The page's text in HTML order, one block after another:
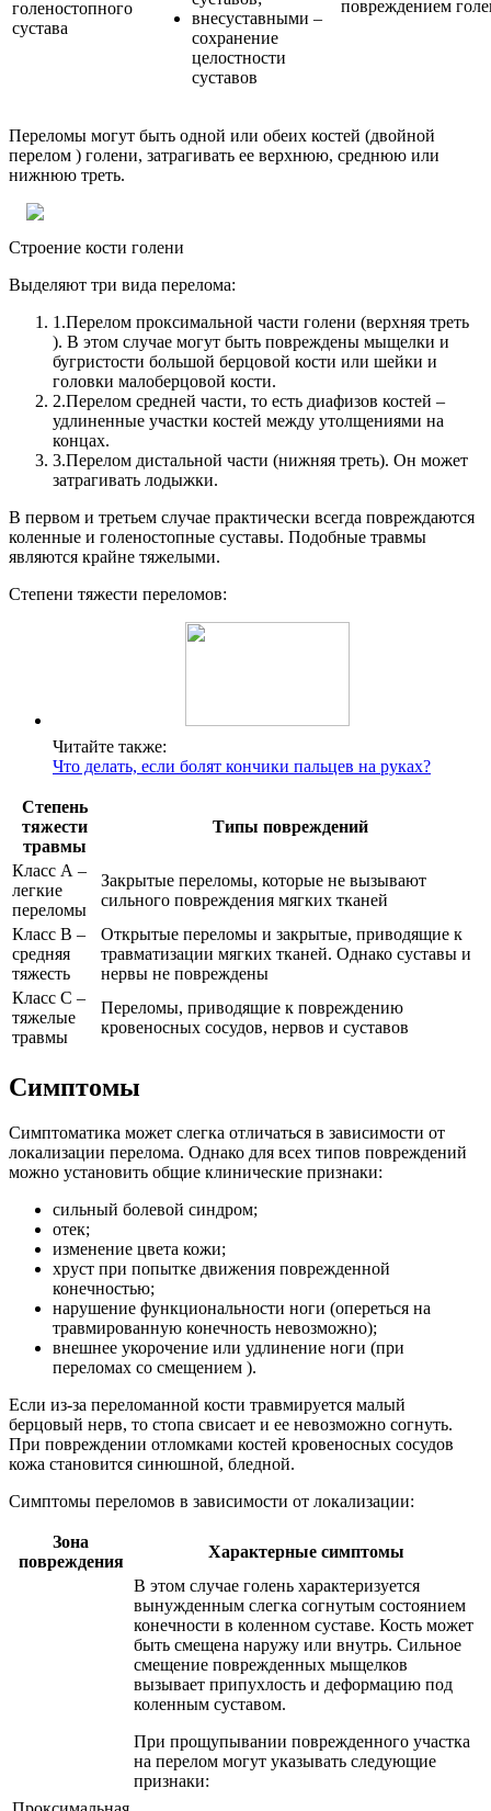
голеностопного
сустава
внесуставными –
сохранение
целостности
суставов
повреждением
Переломы могут быть одной или обеих костей (двойной
перелом ) голени, затрагивать ее верхнюю, среднюю или
нижнюю треть.
Строение кости голени
Выделяют три вида перелома:
1.Перелом проксимальной части голени (верхняя треть
). В этом случае могут быть повреждены мыщелки и
бугристости большой берцовой кости или шейки и
головки малоберцовой кости.
2.Перелом средней части, то есть диафизов костей –
удлиненные участки костей между утолщениями на
концах.
3.Перелом дистальной части (нижняя треть). Он может
затрагивать лодыжки.
В первом и третьем случае практически всегда повреждаются
коленные и голеностопные суставы. Подобные травмы
являются крайне тяжелыми.
Степени тяжести переломов:
Читайте также:
Что делать, если болят кончики пальцев на руках?
Степень
тяжести
травмы
Типы повреждений
Класс А –
легкие
переломы
Закрытые переломы, которые не вызывают
сильного повреждения мягких тканей
Класс В –
средняя
тяжесть
Открытые переломы и закрытые, приводящие к
травматизации мягких тканей. Однако суставы и
нервы не повреждены
Класс С –
тяжелые
травмы
Переломы, приводящие к повреждению
кровеносных сосудов, нервов и суставов
Симптомы
Симптоматика может слегка отличаться в зависимости от
локализации перелома. Однако для всех типов повреждений
можно установить общие клинические признаки:
сильный болевой синдром;
отек;
изменение цвета кожи;
хруст при попытке движения поврежденной
конечностью;
нарушение функциональности ноги (опереться на
травмированную конечность невозможно);
внешнее укорочение или удлинение ноги (при
переломах со смещением ).
Если из-за переломанной кости травмируется малый
берцовый нерв, то стопа свисает и ее невозможно согнуть.
При повреждении отломками костей кровеносных сосудов
кожа становится синюшной, бледной.
Симптомы переломов в зависимости от локализации:
Зона
повреждения
Характерные симптомы
В этом случае голень характеризуется
вынужденным слегка согнутым состоянием
конечности в коленном суставе. Кость может
быть смещена наружу или внутрь. Сильное
смещение поврежденных мыщелков
вызывает припухлость и деформацию под
коленным суставом.
При прощупывании поврежденного участка
на перелом могут указывать следующие
признаки: